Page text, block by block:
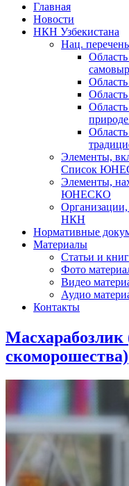
Главная
Новости
НКН Узбекистана
Нац.
Элементы,
Список
Элементы,
ЮНЕСКО
НКН
Нормативные
Материалы
Статьи и
Фото
Видео
Аудио
Контакты
Масхарабозлик
скоморошества)